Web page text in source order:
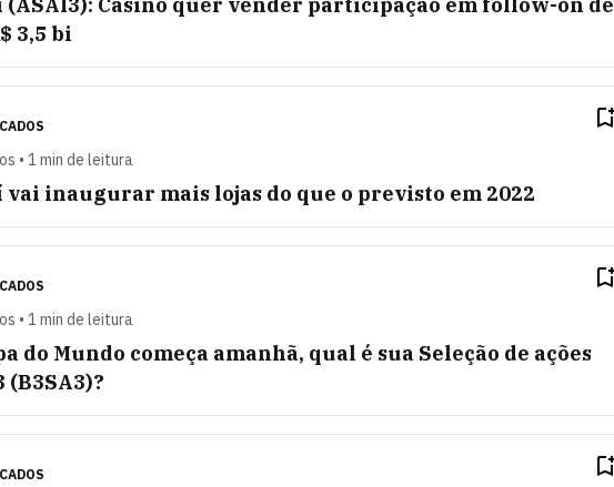
3,5 bi
• 1 min de leitura
vai inaugurar mais lojas do que o previsto em 2022
• 1 min de leitura
do Mundo começa amanhã, qual é sua Seleção de ações
(B3SA3)?